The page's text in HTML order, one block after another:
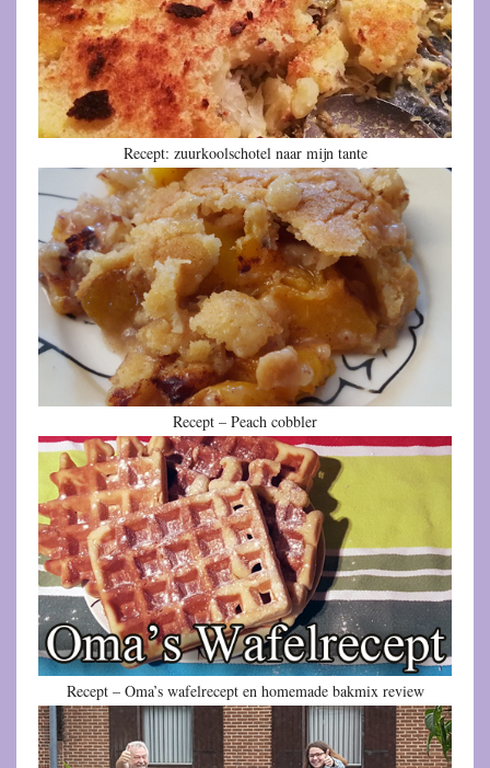
Recept: zuurkoolschotel naar mijn tante
Recept – Peach cobbler
Recept – Oma’s wafelrecept en homemade bakmix review